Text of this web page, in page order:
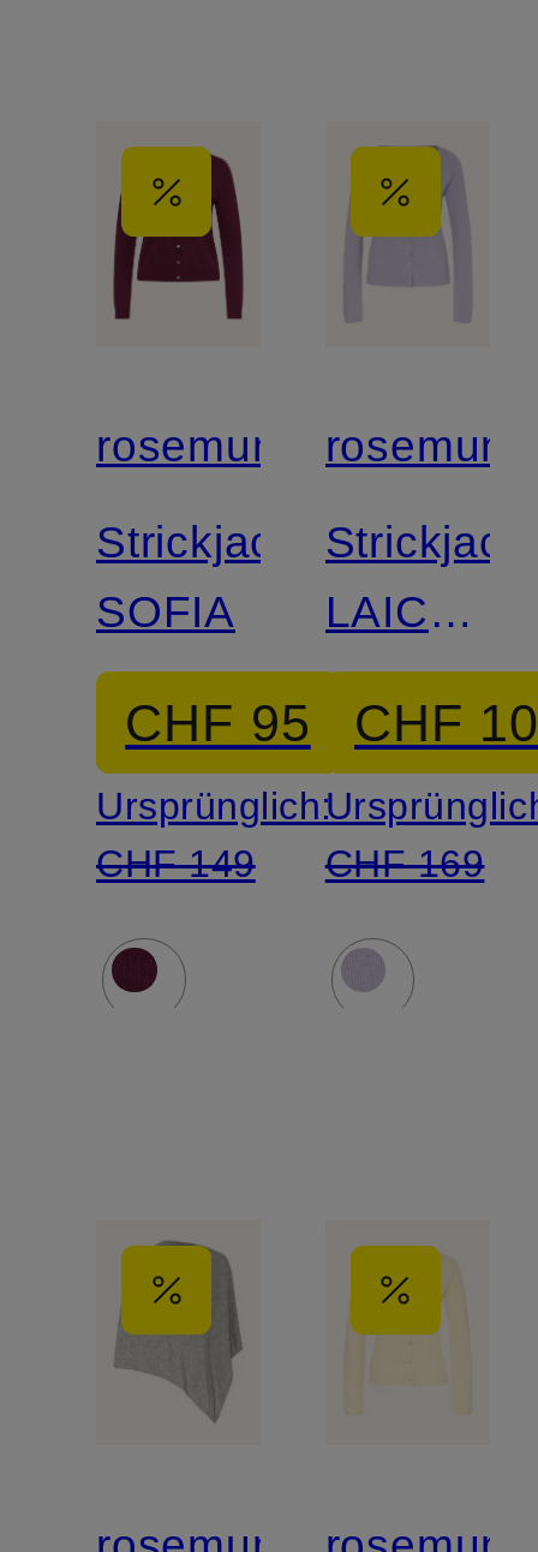
rosemunde
Strickjacke
SOFIA
CHF 95
Ursprünglich:
CHF 149
LAICA
mit
CHF
CHF 169